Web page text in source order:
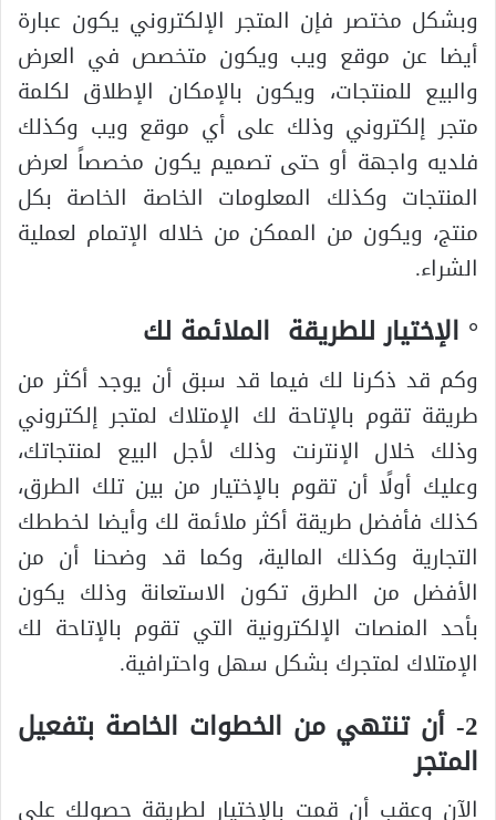
وبشكل مختصر فإن المتجر الإلكتروني يكون عبارة
أيضا عن موقع ويب ويكون متخصص في العرض
والبيع للمنتجات، ويكون بالإمكان الإطلاق لكلمة
متجر إلكتروني وذلك على أي موقع ويب وكذلك
فلديه واجهة أو حتى تصميم يكون مخصصاً لعرض
المنتجات وكذلك المعلومات الخاصة الخاصة بكل
منتج، ويكون من الممكن من خلاله الإتمام لعملية
الشراء.
° الإختيار للطريقة الملائمة لك
وكم قد ذكرنا لك فيما قد سبق أن يوجد أكثر من
طريقة تقوم بالإتاحة لك الإمتلاك لمتجر إلكتروني
وذلك خلال الإنترنت وذلك لأجل البيع لمنتجاتك،
وعليك أولًا أن تقوم بالإختيار من بين تلك الطرق،
كذلك فأفضل طريقة أكثر ملائمة لك وأيضا لخططك
التجارية وكذلك المالية، وكما قد وضحنا أن من
الأفضل من الطرق تكون الاستعانة وذلك يكون
بأحد المنصات الإلكترونية التي تقوم بالإتاحة لك
الإمتلاك لمتجرك بشكل سهل واحترافية.
2- أن تنتهي من الخطوات الخاصة بتفعيل
المتجر
الآن وعقب أن قمت بالإختيار لطريقة حصولك على